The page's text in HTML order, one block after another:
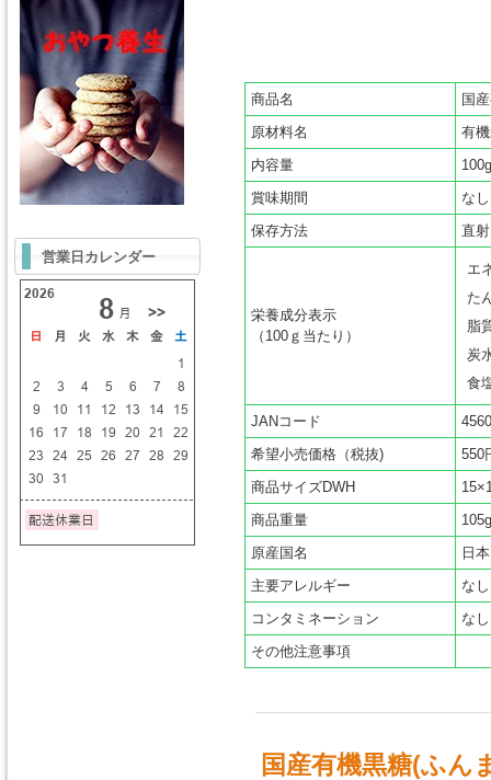
商品名
国
原材料名
有
内容量
100g
賞味期間
なし
保存方法
直
栄養成分表示
（100ｇ当たり）
エ
た
脂
炭
食
JANコード
希望小売価格（税抜)
550
商品サイズDWH
商品重量
105g
原産国名
日本
主要アレルギー
なし
コンタミネーション
なし
その他注意事項
国産有機黒糖(ふん
営業日カレンダー